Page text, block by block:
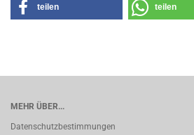
teilen teilen
MEHR ÜBER...
Datenschutzbestimmungen